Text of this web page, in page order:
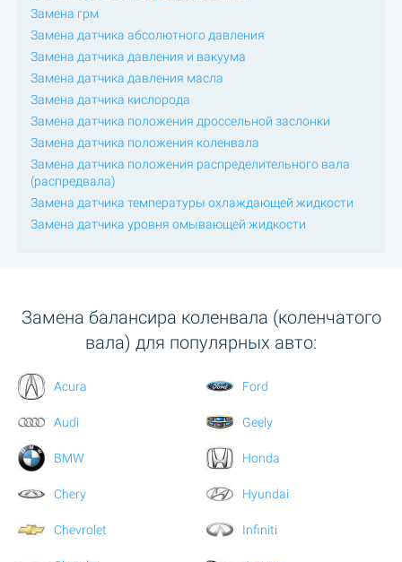
Замена грм
Замена датчика абсолютного давления
Замена датчика давления и вакуума
Замена датчика давления масла
Замена датчика кислорода
Замена датчика положения дроссельной заслонки
Замена датчика положения коленвала
Замена датчика положения распределительного вала
(распредвала)
Замена датчика температуры охлаждающей жидкости
Замена датчика уровня омывающей жидкости
Замена балансира коленвала (коленчатого
вала) для популярных авто:
Acura
Audi
BMW
Chery
Chevrolet
Ford
Geely
Honda
Hyundai
Infiniti